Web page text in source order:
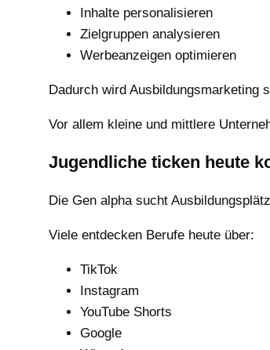
Inhalte personalisieren
Zielgruppen analysieren
Werbeanzeigen optimieren
Dadurch wird Ausbildungsmarketing
Vor allem kleine und mittlere
Jugendliche ticken heute
Die Gen alpha sucht
Viele entdecken Berufe heute über:
TikTok
Instagram
YouTube Shorts
Google